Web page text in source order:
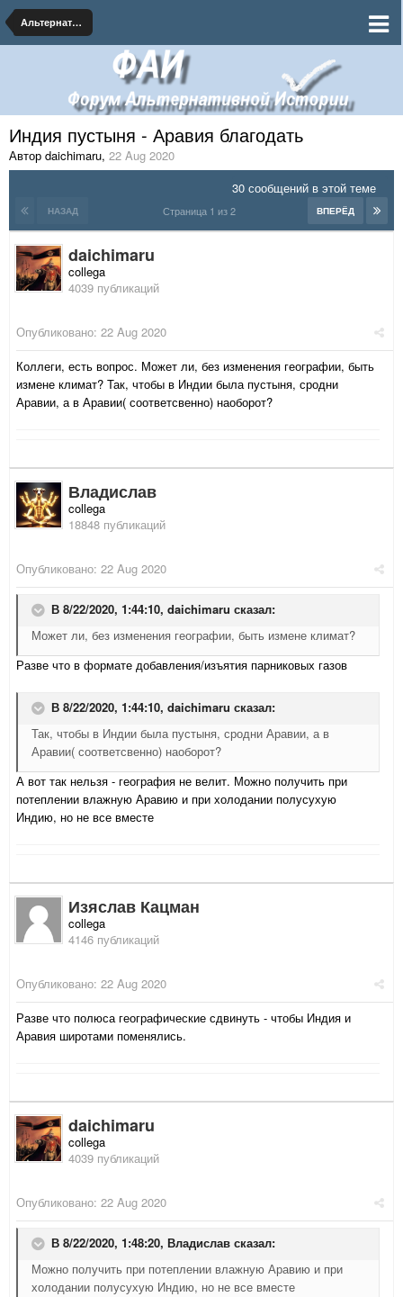
Альтернативная География
Индия пустыня - Аравия благодать
Автор daichimaru, 22 Aug 2020
30 сообщений в этой теме
НАЗАД ВПЕРЁД
Страница 1 из 2
daichimaru
collega
4039 публикаций
Опубликовано: 22 Aug 2020
Коллеги, есть вопрос. Может ли, без изменения географии, быть
измене климат? Так, чтобы в Индии была пустыня, сродни
Аравии, а в Аравии( соответсвенно) наоборот?
Владислав
collega
18848 публикаций
Опубликовано: 22 Aug 2020
В 8/22/2020, 1:44:10, daichimaru сказал:
Может ли, без изменения географии, быть измене климат?
Разве что в формате добавления/изъятия парниковых газов
В 8/22/2020, 1:44:10, daichimaru сказал:
Так, чтобы в Индии была пустыня, сродни Аравии, а в
Аравии( соответсвенно) наоборот?
А вот так нельзя - география не велит. Можно получить при
потеплении влажную Аравию и при холодании полусухую
Индию, но не все вместе
Изяслав Кацман
collega
4146 публикаций
Опубликовано: 22 Aug 2020
Разве что полюса географические сдвинуть - чтобы Индия и
Аравия широтами поменялись.
daichimaru
collega
4039 публикаций
Опубликовано: 22 Aug 2020
В 8/22/2020, 1:48:20, Владислав сказал:
Можно получить при потеплении влажную Аравию и при
холодании полусухую Индию, но не все вместе